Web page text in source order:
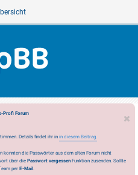
Profi Forum
Details findet ihr in in diesem Beitrag.
konnten die Passwörter aus dem alten Forum nicht
über die Passwort vergessen Funktion zusenden. Sollte
perE-Mail.